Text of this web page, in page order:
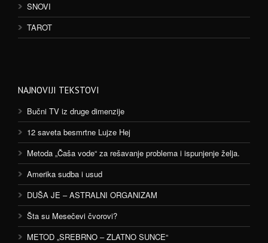
SNOVI
TAROT
NAJNOVIJI TEKSTOVI
Bučni TV iz druge dimenzije
12 saveta besmrtne Lujze Hej
Metoda „Čaša vode“ za rešavanje problema i ispunjenje želja.
Amerika sudba i usud
DUŠA JE – ASTRALNI ORGANIZAM
Šta su Mesečevi čvorovi?
METOD „SREBRNO – ZLATNO SUNCE“